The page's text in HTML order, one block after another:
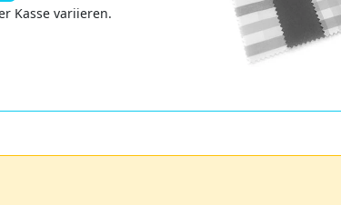
Kasse variieren.